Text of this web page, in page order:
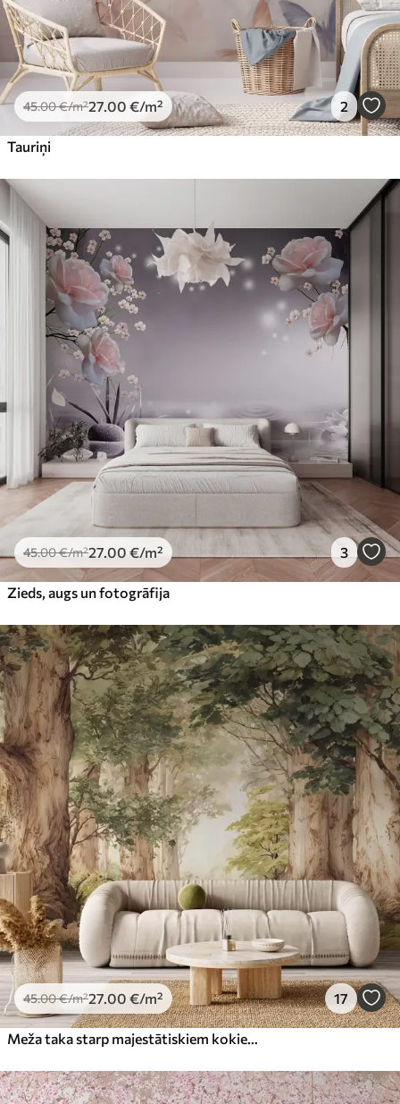
65.0039.00 € /m²
Peel and Stick
81.6548.99€/m²
45.00€/m²27 .00 €/m² 2
Tauriņi
45.00€/m²27 .00 €/m² 3
Zieds, augs un fotogrāfija
45.00€/m²27 .00 €/m² 17